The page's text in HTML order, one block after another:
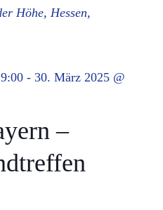
Höhe, Hessen,
–
- 30. März 2025 @